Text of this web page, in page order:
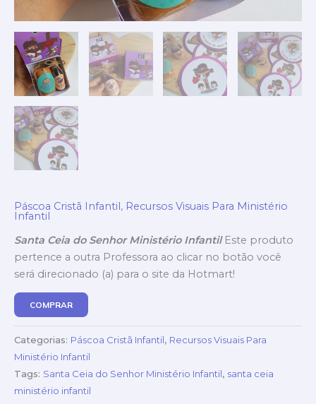
Páscoa Cristã Infantil, Recursos Visuais Para Ministério
Infantil
Santa Ceia do Senhor Ministério InfantilEste produto
pertence a outra Professora ao clicar no botão você
será direcionado (a) para o site da Hotmart!
COMPRAR
Categorias: Páscoa Cristã Infantil, Recursos Visuais Para
Ministério Infantil
Tags: Santa Ceia do Senhor Ministério Infantil, santa ceia
ministério infantil